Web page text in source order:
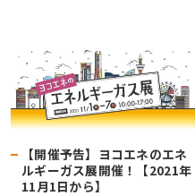
【開催予告】ヨコエネのエネ
ルギーガス展開催！【2021年
11月1日から】